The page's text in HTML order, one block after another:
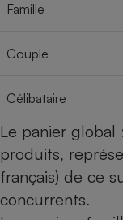
Famille
Couple
Célibataire
Le panier global
produits,
français) de ce
concurrents.